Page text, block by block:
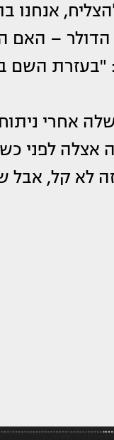
אנחנו
– האם
"בעזרת השם
אחרי
לפני
לא קל, אבל